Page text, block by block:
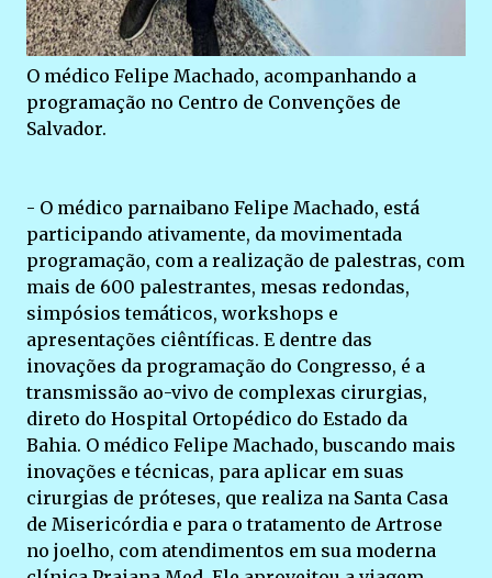
O médico Felipe Machado, acompanhando a
programação no Centro de Convenções de
Salvador.
- O médico parnaibano Felipe Machado, está
participando ativamente, da movimentada
programação, com a realização de palestras, com
mais de 600 palestrantes, mesas redondas,
simpósios temáticos, workshops e
apresentações ciêntíficas. E dentre das
inovações da programação do Congresso, é a
transmissão ao-vivo de complexas cirurgias,
direto do Hospital Ortopédico do Estado da
Bahia. O médico Felipe Machado, buscando mais
inovações e técnicas, para aplicar em suas
cirurgias de próteses, que realiza na Santa Casa
de Misericórdia e para o tratamento de Artrose
no joelho, com atendimentos em sua moderna